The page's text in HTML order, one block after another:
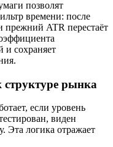
позволят
времени: после
прежний ATR перестаёт
и сохраняет
структуре рынка
если уровень
виден
Эта логика отражает